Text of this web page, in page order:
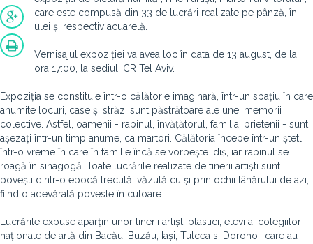
care este compusă din 33 de lucrări realizate pe pânză, în
ulei și respectiv acuarelă.
Vernisajul expoziției va avea loc în data de 13 august, de la
ora 17:00, la sediul ICR Tel Aviv.
Expoziția se constituie într-o călătorie imaginară, într-un spațiu în care
anumite locuri, case și străzi sunt păstrătoare ale unei memorii
colective. Astfel, oamenii - rabinul, învățătorul, familia, prietenii - sunt
așezați într-un timp anume, ca martori. Călătoria începe într-un ștetl,
într-o vreme în care în familie încă se vorbește idiș, iar rabinul se
roagă în sinagogă. Toate lucrările realizate de tinerii artiști sunt
povești dintr-o epocă trecută, văzută cu și prin ochii tânărului de azi,
fiind o adevărată poveste în culoare.
Lucrările expuse aparțin unor tinerii artiști plastici, elevi ai colegiilor
naționale de artă din Bacău, Buzău, Iași, Tulcea si Dorohoi, care au